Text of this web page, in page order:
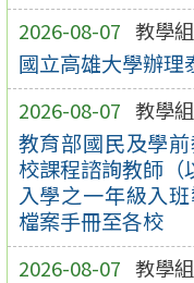
2026-08-07 教學組
國立高雄大學辦理
2026-08-07 教學組
教育部國民及學
校課程諮詢教師
入學之一年級入
檔案手冊至各校
2026-08-07 教學組